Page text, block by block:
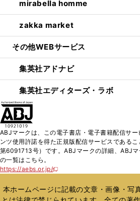
mirabella homme
zakka market
その他WEBサービス
集英社アドナビ
集英社エディターズ・ラボ
ABJマークは、この電子書店・電子書籍配信サ
ンツ使用許諾を得た正規版配信サービスである
第6091713号）です。ABJマークの詳細、ABJ
の一覧はこちら。
https://aebs.or.jp/
新
い
ウ
本ホームページに記載の文章・画像・写